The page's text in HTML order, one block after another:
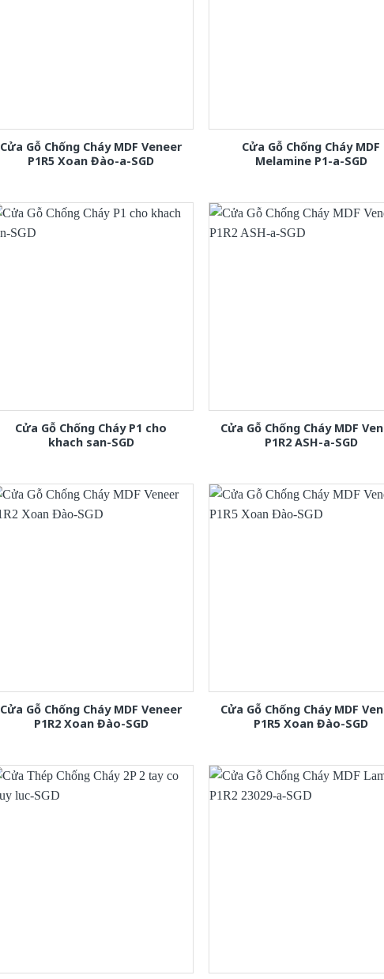
Cửa Gỗ Chống Cháy MDF Veneer
P1R5 Xoan Đào-a-SGD
Cửa Gỗ Chống Cháy MDF
Melamine P1-a-SGD
Cửa Gỗ Chống Cháy P1 cho
khach san-SGD
Cửa Gỗ Chống Cháy MDF
P1R2 ASH-a-SGD
Cửa Gỗ Chống Cháy MDF Veneer
P1R2 Xoan Đào-SGD
Cửa Gỗ Chống Cháy MDF
P1R5 Xoan Đào-SGD